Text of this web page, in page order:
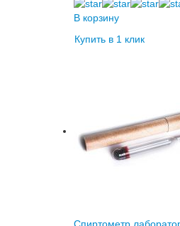
В корзину
Купить в 1 клик